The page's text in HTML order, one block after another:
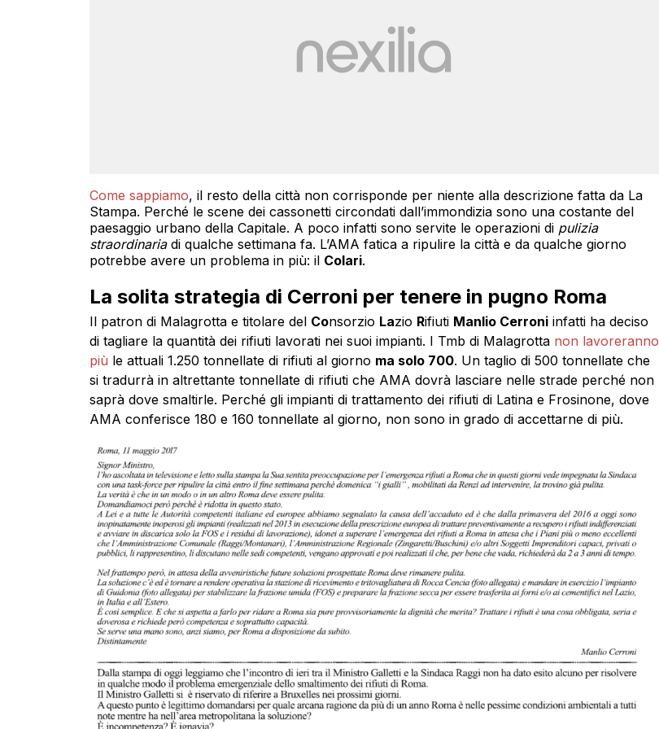
Come sappiamo, il resto della città non corrisponde per niente alla descrizione fatta da La
Stampa. Perché le scene dei cassonetti circondati dall’immondizia sono una costante del
paesaggio urbano della Capitale. A poco infatti sono servite le operazioni di pulizia
straordinariadi qualche settimana fa. L’AMA fatica a ripulire la città e da qualche giorno
potrebbe avere un problema in più: il Colari.
La solita strategia di Cerroni per tenere in pugno Roma
Il patron di Malagrotta e titolare del Consorzio Lazio Rifiuti Manlio Cerroniinfatti ha deciso
di tagliare la quantità dei rifiuti lavorati nei suoi impianti. I Tmb di Malagrotta non lavoreranno
più le attuali 1.250 tonnellate di rifiuti al giorno ma solo 700. Un taglio di 500 tonnellate che
si tradurrà in altrettante tonnellate di rifiuti che AMA dovrà lasciare nelle strade perché non
saprà dove smaltirle. Perché gli impianti di trattamento dei rifiuti di Latina e Frosinone, dove
AMA conferisce 180 e 160 tonnellate al giorno, non sono in grado di accettarne di più.